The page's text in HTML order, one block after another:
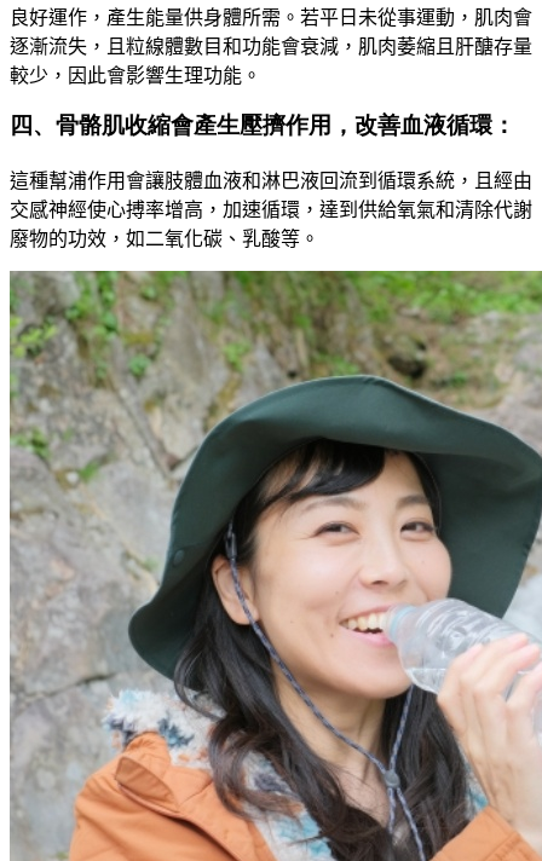
良好運作，產生能量供身體所需。若平日未從事運動，肌肉會
逐漸流失，且粒線體數目和功能會衰減，肌肉萎縮且肝醣存量
較少，因此會影響生理功能。
四、骨骼肌收縮會產生壓擠作用，改善血液循環：
這種幫浦作用會讓肢體血液和淋巴液回流到循環系統，且經由
交感神經使心搏率增高，加速循環，達到供給氧氣和清除代謝
廢物的功效，如二氧化碳、乳酸等。